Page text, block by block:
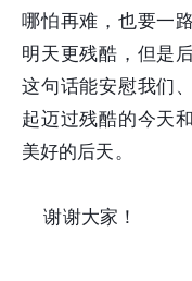
哪怕再难，也要一
明天更残酷，但是
这句话能安慰我们
起迈过残酷的今天
美好的后天。
谢谢大家！